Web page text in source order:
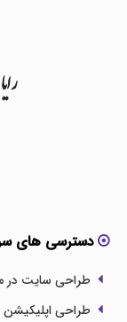
رایا
دسترسی های
طراحی سایت در
طراحی